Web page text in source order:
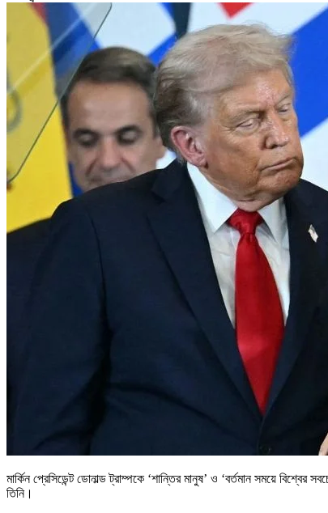
মার্কিন প্রেসিডেন্ট ডোনাল্ড ট্রাম্পকে ‘শান্তির মানুষ’ ও ‘বর্তমান সময়ে
তিনি।